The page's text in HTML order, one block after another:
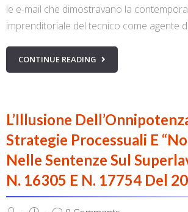
le e-mail che dimostravano la
imprenditoriale del tecnico come agente
CONTINUE READING
L’Illusione
Strategie Processuali E
Nelle Sentenze Sul
N. 16305 E N. 17754 Del